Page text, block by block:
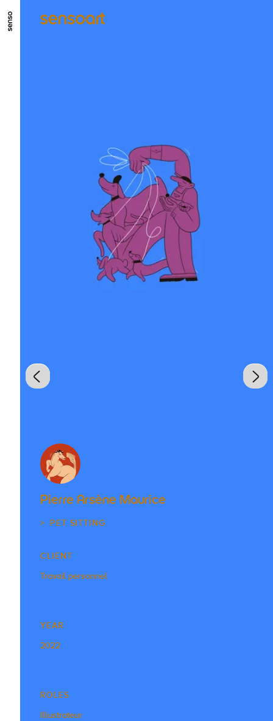
GO TO MAIN CONTENT
Pierre Arsène Maurice
PET SITTING
CLIENT
Travail personnel
YEAR
2022
ROLES
Illustrateur